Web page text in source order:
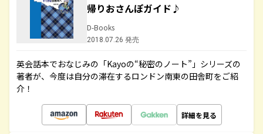
帰りおさんぽガイド♪
D-Books
2018.07.26 発売
英会話本でおなじみの「Kayoの“秘密のノート”」シリーズの
著者が、今度は自分の滞在するロンドン南東の田舎町をご紹
介！
詳細を見る